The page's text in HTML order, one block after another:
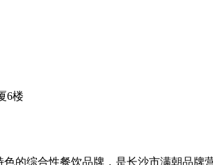
6楼
的综合性餐饮品牌，是长沙市满朝品